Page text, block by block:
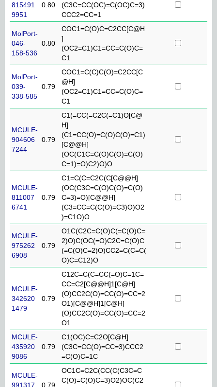
815491
9951
0.80
(C3C=CC(OC)=C(OC)C=3)
CCC2=CC=1
MolPort-
046-
158-536
0.80
COC1=C(O)C=C2CC[C@H
]
(OC2=C1)C1=CC=C(O)C=
C1
MolPort-
039-
338-585
0.79
COC1=C(C)C(O)=C2CC[C
@H]
(OC2=C1)C1=CC=C(O)C=
C1
MCULE-
904606
7244
0.79
C1(=CC(=C2C(=C1)O[C@
H]
(C1=CC(O)=C(O)C(O)=C1)
[C@@H]
(OC(C1C=C(O)C(O)=C(O)
C=1)=O)C2)O)O
MCULE-
811007
6741
0.79
C1=C(C=C2C(C[C@@H]
(OC(C3C=C(O)C(O)=C(O)
C=3)=O)[C@@H]
(C3=CC=C(C(O)=C3)O)O2
)=C1O)O
MCULE-
975262
6908
0.79
O1C(C2C=C(O)C(=C(O)C=
2)O)C(OC(=O)C2C=C(O)C
(=C(O)C=2)O)CC2=C(C=C(
O)C=C12)O
MCULE-
342620
1479
0.79
C12C=C(C=CC(=O)C=1C=
CC=C2[C@@H]1[C@H]
(O)CC2C(O)=CC(O)=CC=2
O1)[C@@H]1[C@H]
(O)CC2C(O)=CC(O)=CC=2
O1
MCULE-
435920
9086
0.79
C1(OC)C=C2O[C@H]
(C3C=CC(O)=CC=3)CCC2
=C(O)C=1C
MCULE-
991317
0.79
OC1C=C2C(CC(C(C3C=C
C(O)=C(O)C=3)O2)OC(C2